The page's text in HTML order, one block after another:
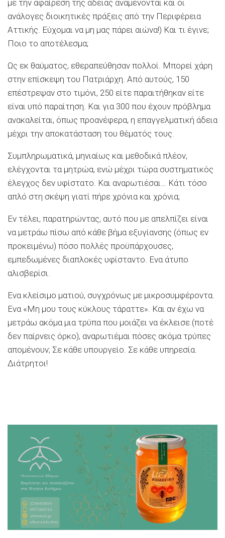
με την αφαίρεση της άδειας αναμένονται και οι
ανάλογες διοικητικές πράξεις από την Περιφέρεια
Αττικής. Εύχομαι να μη μας πάρει αιώνα!) Και τι έγινε;
Ποιο το αποτέλεσμα;
Ως εκ θαύματος, εθεραπεύθησαν πολλοί. Μπορεί χάρη
στην επίσκεψη του Πατριάρχη. Από αυτούς, 150
επέστρεψαν στο τιμόνι, 250 είτε παραιτήθηκαν είτε
είναι υπό παραίτηση. Και για 300 που έχουν πρόβλημα
ανακαλείται, όπως προανέφερα, η επαγγελματική άδεια
μέχρι την αποκατάσταση του θέματός τους.
Συμπληρωματικά, μηνιαίως και μεθοδικά πλέον,
ελέγχονται τα μητρώα, ενώ μέχρι τώρα συστηματικός
έλεγχος δεν υφίστατο. Και αναρωτιέσαι… Κάτι τόσο
απλό στη σκέψη γιατί πήρε χρόνια και χρόνια;
Εν τέλει, παρατηρώντας, αυτό που με απελπίζει είναι
να μετράω πίσω από κάθε βήμα εξυγίανσης (όπως εν
προκειμένω) πόσο πολλές προϋπάρχουσες,
εμπεδωμένες διαπλοκές υφίσταντο. Ενα άτυπο
αλισβερίσι.
Ενα κλείσιμο ματιού, συγχρόνως με μικροσυμφέροντα.
Ενα «Μη μου τους κύκλους τάραττε». Και αν έχω να
μετράω ακόμα μια τρύπα που μοιάζει να έκλεισε (ποτέ
δεν παίρνεις όρκο), αναρωτιέμαι πόσες ακόμα τρύπες
απομένουν; Σε κάθε υπουργείο. Σε κάθε υπηρεσία.
Διάτρητοι!